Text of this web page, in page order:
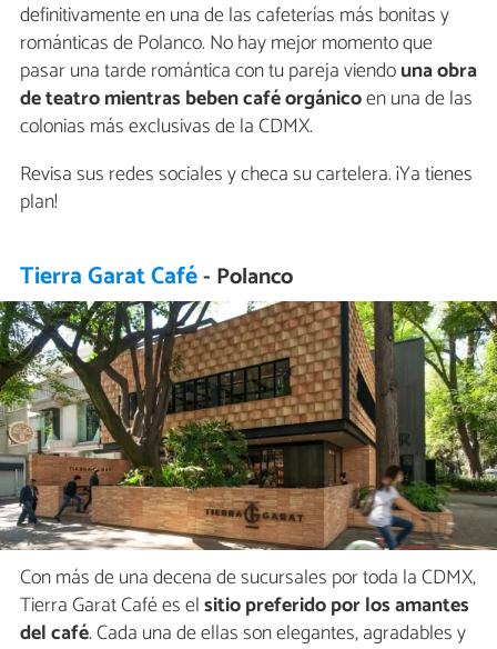
definitivamente en una de las cafeterías más bonitas y
románticas de Polanco. No hay mejor momento que
pasar una tarde romántica con tu pareja viendouna obra
de teatro mientras beben café orgánicoen una de las
colonias más exclusivas de la CDMX.
Revisa sus redes sociales y checa su cartelera. ¡Ya tienes
plan!
Tierra Garat Café- Polanco
Con más de una decena de sucursales por toda la CDMX,
Tierra Garat Café es elsitio preferido por los amantes
del café. Cada una de ellas son elegantes, agradables y